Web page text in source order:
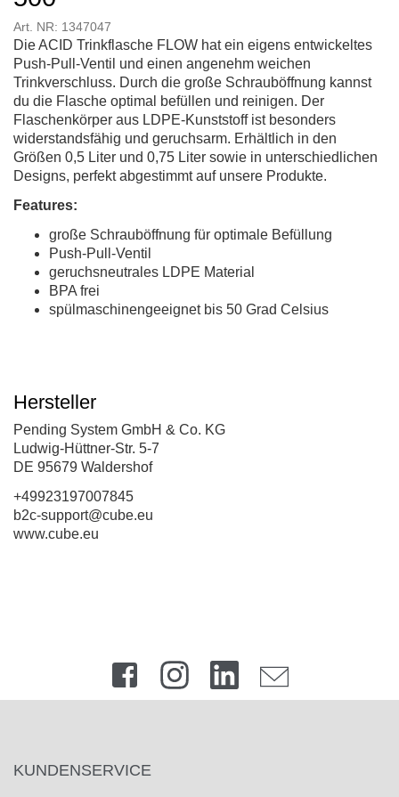
Art. NR: 1347047
Die ACID Trinkflasche FLOW hat ein eigens entwickeltes
Push-Pull-Ventil und einen angenehm weichen
Trinkverschluss. Durch die große Schrauböffnung kannst
du die Flasche optimal befüllen und reinigen. Der
Flaschenkörper aus LDPE-Kunststoff ist besonders
widerstandsfähig und geruchsarm. Erhältlich in den
Größen 0,5 Liter und 0,75 Liter sowie in unterschiedlichen
Designs, perfekt abgestimmt auf unsere Produkte.
Features:
große Schrauböffnung für optimale Befüllung
Push-Pull-Ventil
geruchsneutrales LDPE Material
BPA frei
spülmaschinengeeignet bis 50 Grad Celsius
Hersteller
Pending System GmbH & Co. KG
Ludwig-Hüttner-Str. 5-7
DE 95679 Waldershof
+49923197007845
b2c-support@cube.eu
www.cube.eu
KUNDENSERVICE